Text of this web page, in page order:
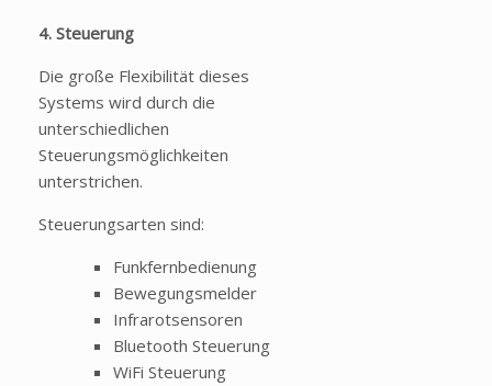
4. Steuerung
Die große Flexibilität dieses
Systems wird durch die
unterschiedlichen
Steuerungsmöglichkeiten
unterstrichen.
Steuerungsarten sind:
Funkfernbedienung
Bewegungsmelder
Infrarotsensoren
Bluetooth Steuerung
WiFi Steuerung